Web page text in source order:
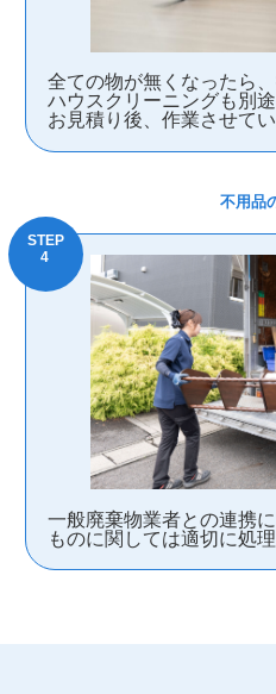
全ての物が無くなったら
ハウスクリーニングも別
お見積り後、作業させてい
不用品
一般廃棄物業者との連携
ものに関しては適切に処理